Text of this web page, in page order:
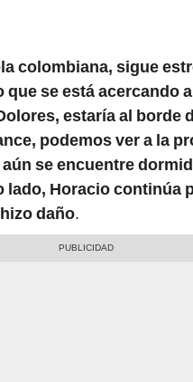
colombiana, sigue
se está acercando
estaría al borde
podemos ver a la
se encuentre
lado, Horacio continúa
daño.